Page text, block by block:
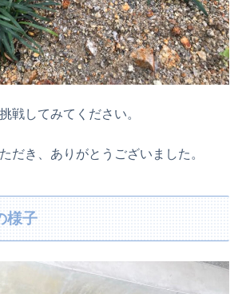
戦してみてください。
だき、ありがとうございました。
様子